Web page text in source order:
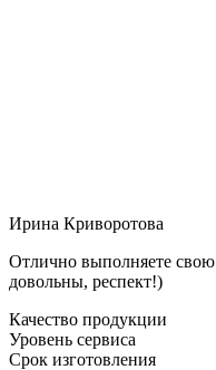
Ирина Криворотова
Отлично выполняете свою
довольны, респект!)
Качество продукции
Уровень сервиса
Срок изготовления